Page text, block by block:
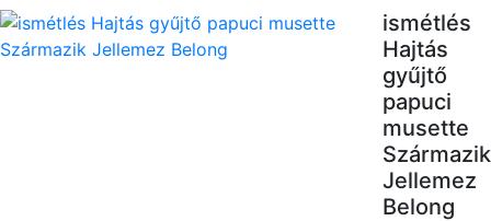
ismétlés
Hajtás
gyűjtő
papuci
musette
Származik
Jellemez
Belong